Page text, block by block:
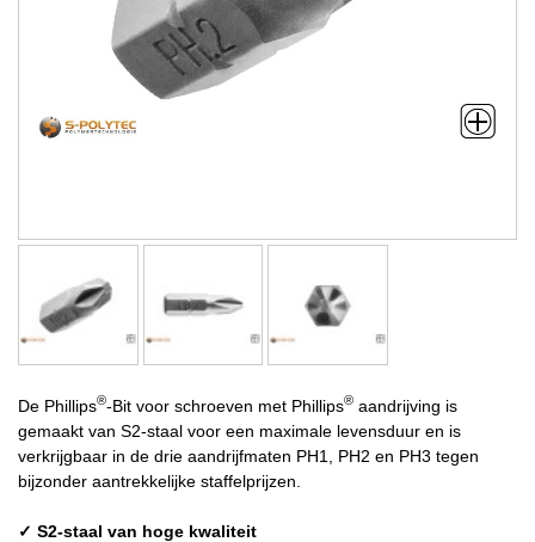
De Phillips®-Bit voor schroeven met Phillips® aandrijving is
gemaakt van S2-staal voor een maximale levensduur en is
verkrijgbaar in de drie aandrijfmaten PH1, PH2 en PH3 tegen
bijzonder aantrekkelijke staffelprijzen.
✓ S2-staal van hoge kwaliteit